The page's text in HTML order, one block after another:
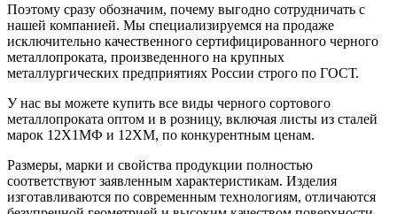
Поэтому сразу обозначим, почему выгодно сотрудничать с
нашей компанией. Мы специализируемся на продаже
исключительно качественного сертифицированного черного
металлопроката, произведенного на крупных
металлургических предприятиях России строго по ГОСТ.
У нас вы можете купить все виды черного сортового
металлопроката оптом и в розницу, включая листы из сталей
марок 12Х1МФ и 12ХМ, по конкурентным ценам.
Размеры, марки и свойства продукции полностью
соответствуют заявленным характеристикам. Изделия
изготавливаются по современным технологиям, отличаются